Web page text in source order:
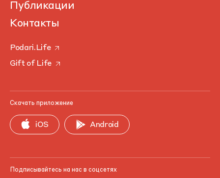
Публикации
Контакты
Podari.Life
Gift of Life
Скачать приложение
iOS Android
Подписывайтесь на нас в соцсетях